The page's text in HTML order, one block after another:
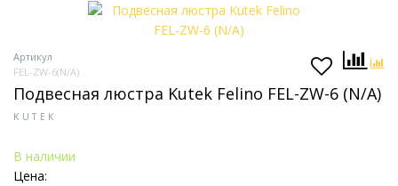
Артикул
FEL-ZW-6(N/A)
Подвесная люстра Kutek Felino FEL-ZW-6 (N/A)
KUTEK
В наличии
Цена: